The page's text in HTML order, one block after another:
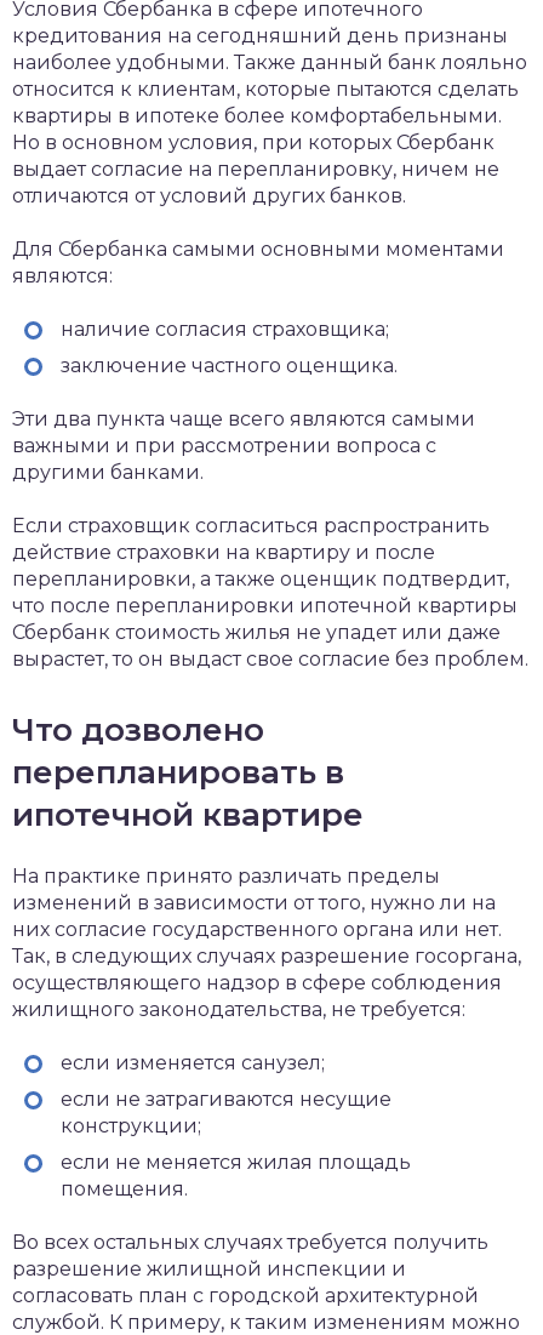
Условия Сбербанка в сфере ипотечного
кредитования на сегодняшний день признаны
наиболее удобными. Также данный банк лояльно
относится к клиентам, которые пытаются сделать
квартиры в ипотеке более комфортабельными.
Но в основном условия, при которых Сбербанк
выдает согласие на перепланировку, ничем не
отличаются от условий других банков.
Для Сбербанка самыми основными моментами
являются:
наличие согласия страховщика;
заключение частного оценщика.
Эти два пункта чаще всего являются самыми
важными и при рассмотрении вопроса с
другими банками.
Если страховщик согласиться распространить
действие страховки на квартиру и после
перепланировки, а также оценщик подтвердит,
что после перепланировки ипотечной квартиры
Сбербанк стоимость жилья не упадет или даже
вырастет, то он выдаст свое согласие без проблем.
Что дозволено
перепланировать в
ипотечной квартире
На практике принято различать пределы
изменений в зависимости от того, нужно ли на
них согласие государственного органа или нет.
Так, в следующих случаях разрешение госоргана,
осуществляющего надзор в сфере соблюдения
жилищного законодательства, не требуется:
если изменяется санузел;
если не затрагиваются несущие
конструкции;
если не меняется жилая площадь
помещения.
Во всех остальных случаях требуется получить
разрешение жилищной инспекции и
согласовать план с городской архитектурной
службой. К примеру, к таким изменениям можно